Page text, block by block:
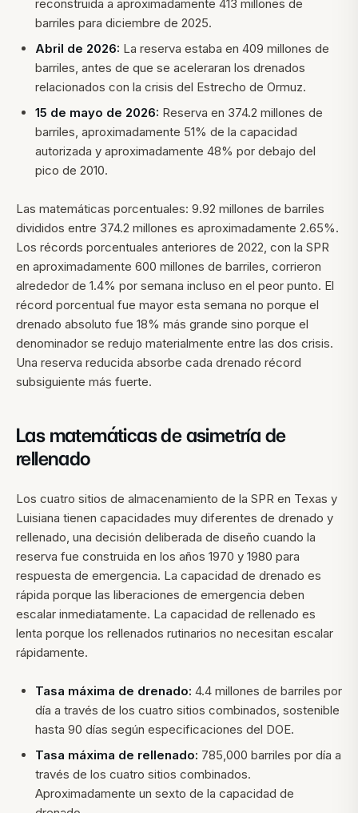
reconstruida a aproximadamente 413 millones de
barriles para diciembre de 2025.
Abril de 2026: La reserva estaba en 409 millones de
barriles, antes de que se aceleraran los drenados
relacionados con la crisis del Estrecho de Ormuz.
15 de mayo de 2026: Reserva en 374.2 millones de
barriles, aproximadamente 51% de la capacidad
autorizada y aproximadamente 48% por debajo del
pico de 2010.
Las matemáticas porcentuales: 9.92 millones de barriles
divididos entre 374.2 millones es aproximadamente 2.65%.
Los récords porcentuales anteriores de 2022, con la SPR
en aproximadamente 600 millones de barriles, corrieron
alrededor de 1.4% por semana incluso en el peor punto. El
récord porcentual fue mayor esta semana no porque el
drenado absoluto fue 18% más grande sino porque el
denominador se redujo materialmente entre las dos crisis.
Una reserva reducida absorbe cada drenado récord
subsiguiente más fuerte.
Las matemáticas de asimetría de
rellenado
Los cuatro sitios de almacenamiento de la SPR en Texas y
Luisiana tienen capacidades muy diferentes de drenado y
rellenado, una decisión deliberada de diseño cuando la
reserva fue construida en los años 1970 y 1980 para
respuesta de emergencia. La capacidad de drenado es
rápida porque las liberaciones de emergencia deben
escalar inmediatamente. La capacidad de rellenado es
lenta porque los rellenados rutinarios no necesitan escalar
rápidamente.
Tasa máxima de drenado: 4.4 millones de barriles por
día a través de los cuatro sitios combinados, sostenible
hasta 90 días según especificaciones del DOE.
Tasa máxima de rellenado: 785,000 barriles por día a
través de los cuatro sitios combinados.
Aproximadamente un sexto de la capacidad de